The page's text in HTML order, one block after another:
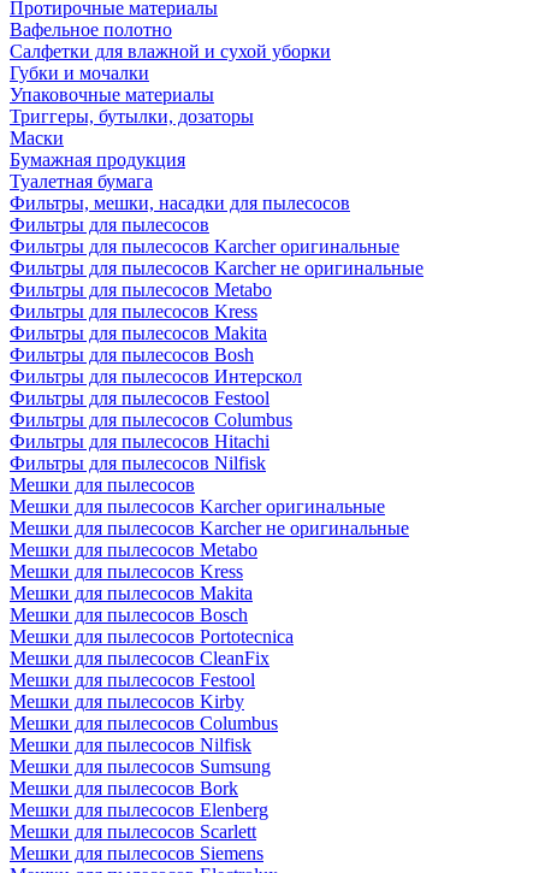
Протирочные материалы
Вафельное полотно
Салфетки для влажной и сухой уборки
Губки и мочалки
Упаковочные материалы
Триггеры, бутылки, дозаторы
Маски
Бумажная продукция
Туалетная бумага
Фильтры, мешки, насадки для пылесосов
Фильтры для пылесосов
Фильтры для пылесосов Karcher оригинальные
Фильтры для пылесосов Karcher не оригинальные
Фильтры для пылесосов Metabo
Фильтры для пылесосов Kress
Фильтры для пылесосов Makita
Фильтры для пылесосов Bosh
Фильтры для пылесосов Интерскол
Фильтры для пылесосов Festool
Фильтры для пылесосов Columbus
Фильтры для пылесосов Hitachi
Фильтры для пылесосов Nilfisk
Мешки для пылесосов
Мешки для пылесосов Karcher оригинальные
Мешки для пылесосов Karcher не оригинальные
Мешки для пылесосов Metabo
Мешки для пылесосов Kress
Мешки для пылесосов Makita
Мешки для пылесосов Bosch
Мешки для пылесосов Portotecnica
Мешки для пылесосов CleanFix
Мешки для пылесосов Festool
Мешки для пылесосов Kirby
Мешки для пылесосов Columbus
Мешки для пылесосов Nilfisk
Мешки для пылесосов Sumsung
Мешки для пылесосов Bork
Мешки для пылесосов Elenberg
Мешки для пылесосов Scarlett
Мешки для пылесосов Siemens